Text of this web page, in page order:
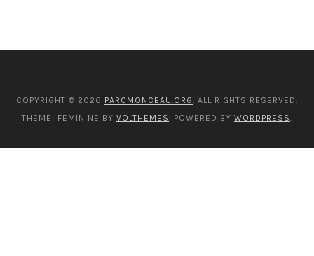
COPYRIGHT © 2026 PARCMONCEAU.ORG
. ALL RIGHTS RESERVED.
THEME: FEMININE BY VOLTHEMES . POWERED BY WORDPRESS